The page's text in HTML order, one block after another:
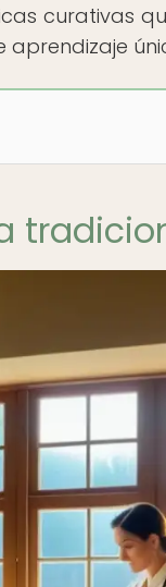
curativas
aprendizaje